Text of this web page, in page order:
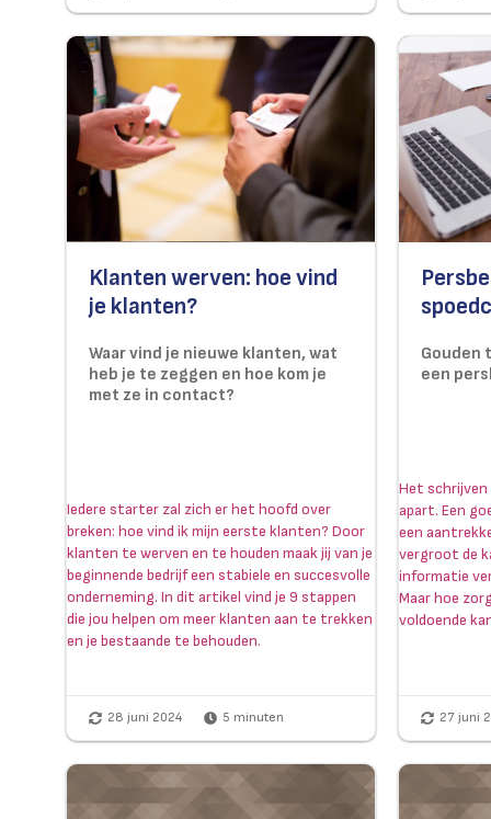
Klanten werven: hoe vind
je klanten?
Waar vind je nieuwe klanten, wat
heb je te zeggen en hoe kom je
met ze in contact?
Iedere starter zal zich er het hoofd over
breken: hoe vind ik mijn eerste klanten? Door
klanten te werven en te houden maak jij van je
beginnende bedrijf een stabiele en succesvolle
onderneming. In dit artikel vind je 9 stappen
die jou helpen om meer klanten aan te trekken
en je bestaande te behouden.
28 juni 2024 5 minuten
Gouden
een
Het schrijven
apart. Een
een
vergroot de
informatie
Maar hoe
voldoende
27 juni